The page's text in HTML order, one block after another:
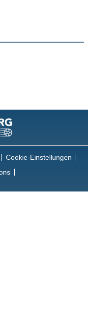
Cookie-Einstellungen